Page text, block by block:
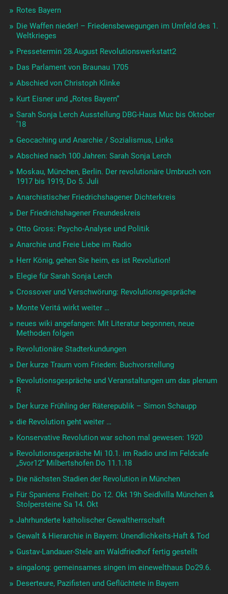
Rotes Bayern
Die Waffen nieder! – Friedensbewegungen im Umfeld des 1.
Weltkrieges
Pressetermin 28.August Revolutionswerkstatt2
Das Parlament von Braunau 1705
Abschied von Christoph Klinke
Kurt Eisner und „Rotes Bayern“
Sarah Sonja Lerch Ausstellung DBG-Haus Muc bis Oktober
’18
Geocaching und Anarchie / Sozialismus, Links
Abschied nach 100 Jahren: Sarah Sonja Lerch
Moskau, München, Berlin. Der revolutionäre Umbruch von
1917 bis 1919, Do 5. Juli
Anarchistischer Friedrichshagener Dichterkreis
Der Friedrichshagener Freundeskreis
Otto Gross: Psycho-Analyse und Politik
Anarchie und Freie Liebe im Radio
Herr König, gehen Sie heim, es ist Revolution!
Elegie für Sarah Sonja Lerch
Crossover und Verschwörung: Revolutionsgespräche
Monte Veritá wirkt weiter …
neues wiki angefangen: Mit Literatur begonnen, neue
Methoden folgen
Revolutionäre Stadterkundungen
Der kurze Traum vom Frieden: Buchvorstellung
Revolutionsgespräche und Veranstaltungen um das plenum
R
Der kurze Frühling der Räterepublik – Simon Schaupp
die Revolution geht weiter …
Konservative Revolution war schon mal gewesen: 1920
Revolutionsgespräche Mi 10.1. im Radio und im Feldcafe
„5vor12“ Milbertshofen Do 11.1.18
Die nächsten Stadien der Revolution in München
Für Spaniens Freiheit: Do 12. Okt 19h Seidlvilla München &
Stolpersteine Sa 14. Okt
Jahrhunderte katholischer Gewaltherrschaft
Gewalt & Hierarchie in Bayern: Unendlichkeits-Haft & Tod
Gustav-Landauer-Stele am Waldfriedhof fertig gestellt
singalong: gemeinsames singen im einewelthaus Do29.6.
Deserteure, Pazifisten und Geflüchtete in Bayern